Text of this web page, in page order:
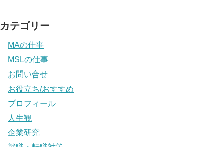
カテゴリー
MAの仕事
MSLの仕事
お問い合せ
お役立ち/おすすめ
プロフィール
人生観
企業研究